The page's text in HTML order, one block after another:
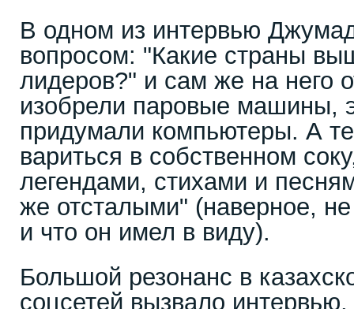
В одном из интервью
вопросом: "Какие страны
лидеров?" и сам же на него
изобрели паровые машины,
придумали компьютеры. А
вариться в собственном
легендами, стихами и
же отсталыми" (наверное,
и что он имел в виду).
Большой резонанс в
соцсетей вызвало